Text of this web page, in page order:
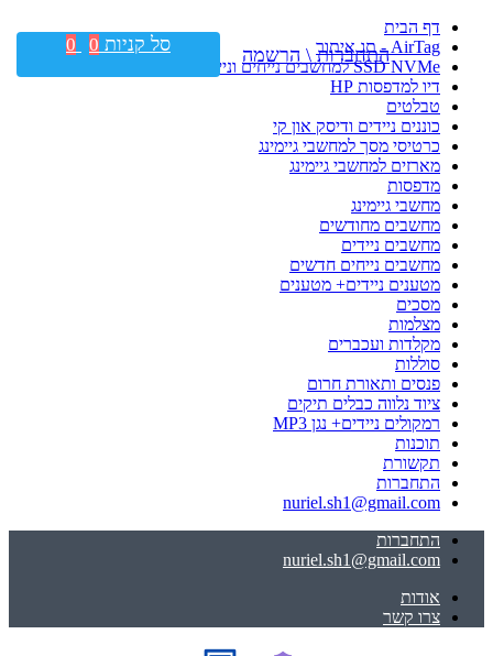
דף הבית
AirTag - תג איתור
SSD NVMe למחשבים נייחים וניידים
דיו למדפסות HP
טבלטים
כוננים ניידים ודיסק און קי
כרטיסי מסך למחשבי גיימינג
מארזים למחשבי גיימינג
מדפסות
מחשבי גיימינג
מחשבים מחודשים
מחשבים ניידים
מחשבים נייחים חדשים
מטענים ניידים+ מטענים
מסכים
מצלמות
מקלדות ועכברים
סוללות
פנסים ותאורת חרום
ציוד נלווה כבלים תיקים
רמקולים ניידים+ נגן MP3
תוכנות
תקשורת
התחברות
nuriel.sh1@gmail.com
התחברות
nuriel.sh1@gmail.com
אודות
צרו קשר
התחברות \ הרשמה סל קניות 0
0